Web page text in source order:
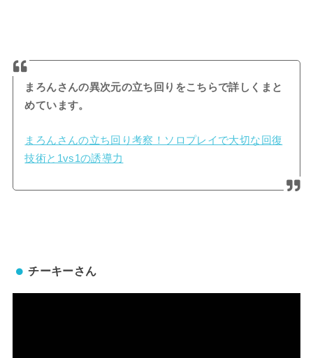
まろんさんの異次元の立ち回りをこちらで詳しくまと
めています。
まろんさんの立ち回り考察！ソロプレイで大切な回復
技術と1vs1の誘導力
チーキーさん